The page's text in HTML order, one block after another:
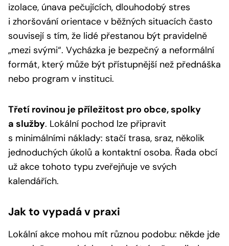
izolace, únava pečujících, dlouhodobý stres
i zhoršování orientace v běžných situacích často
souvisejí s tím, že lidé přestanou být pravidelně
„mezi svými“. Vycházka je bezpečný a neformální
formát, který může být přístupnější než přednáška
nebo program v instituci.
Třetí rovinou je příležitost pro obce, spolky
a služby. Lokální pochod lze připravit
s minimálními náklady: stačí trasa, sraz, několik
jednoduchých úkolů a kontaktní osoba. Řada obcí
už akce tohoto typu zveřejňuje ve svých
kalendářích.
Jak to vypadá v praxi
Lokální akce mohou mít různou podobu: někde jde